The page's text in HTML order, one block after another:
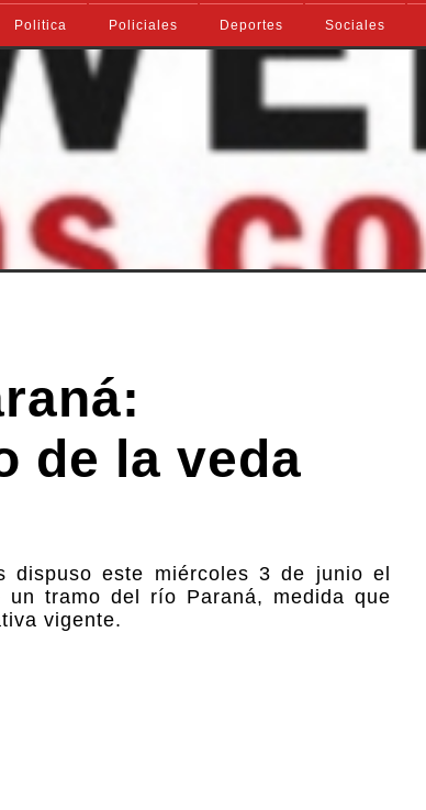
Politica Policiales Deportes Sociales
de la veda
dispuso este miércoles 3 de junio el
un tramo del río Paraná, medida que
vigente.